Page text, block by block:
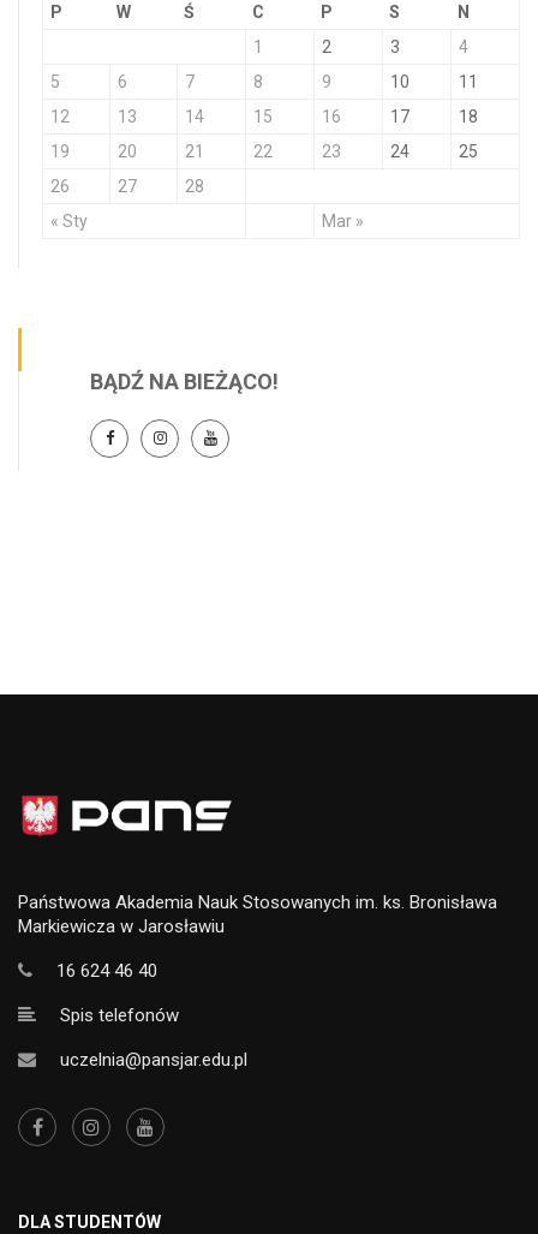
P W Ś C P S N
« Sty Mar »
1 2 3
4
5
6 7 8 9 10
11
12
13 14 15 16 17
18
19
20 21 22 23 24
25
26
27 28
BĄDŹ NA BIEŻĄCO!
Państwowa Akademia Nauk Stosowanych im. ks. Bronisława
Markiewicza w Jarosławiu
16 624 46 40
Spis telefonów
uczelnia@pansjar.edu.pl
DLA STUDENTÓW